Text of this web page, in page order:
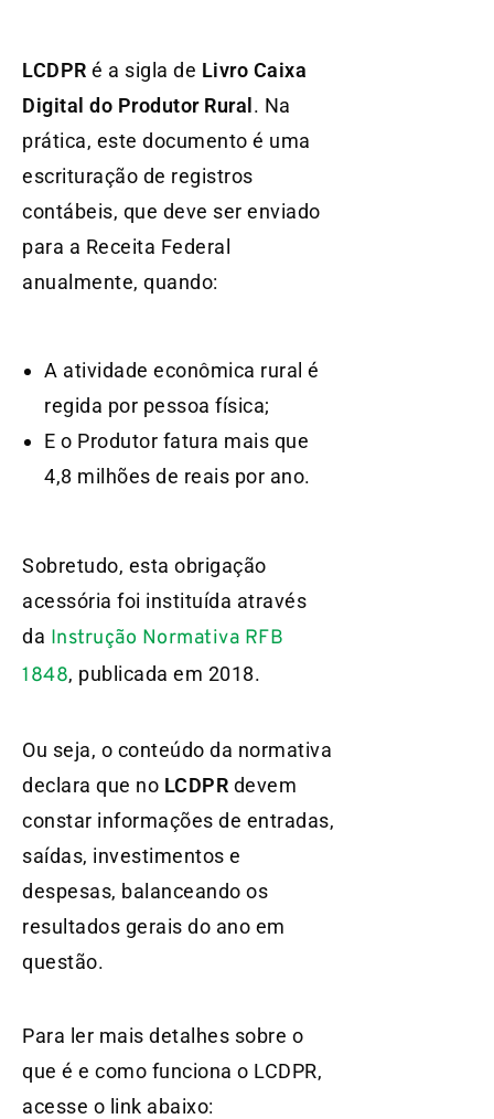
LCDPR é a sigla de Livro Caixa
Digital do Produtor Rural. Na
prática, este documento é uma
escrituração de registros
contábeis, que deve ser enviado
para a Receita Federal
anualmente, quando:
A atividade econômica rural é
regida por pessoa física;
E o Produtor fatura mais que
4,8 milhões de reais por ano.
Sobretudo, esta obrigação
acessória foi instituída através
da Instrução Normativa RFB
1848, publicada em 2018.
Ou seja, o conteúdo da normativa
declara que no LCDPR devem
constar informações de entradas,
saídas, investimentos e
despesas, balanceando os
resultados gerais do ano em
questão.
Para ler mais detalhes sobre o
que é e como funciona o LCDPR,
acesse o link abaixo: